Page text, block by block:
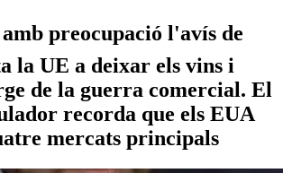
preocupació l'avís de
la UE a deixar els vins i
de la guerra comercial. El
recorda que els EUA
mercats principals